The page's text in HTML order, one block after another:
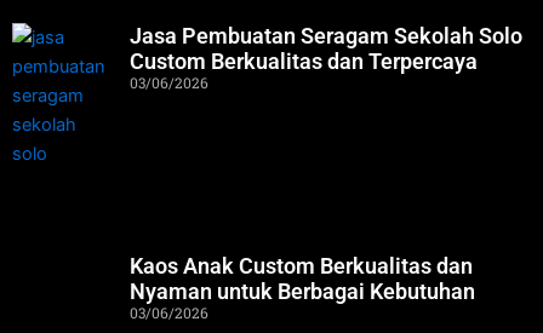
Jasa Pembuatan Seragam Sekolah Solo
Custom Berkualitas dan Terpercaya
03/06/2026
Kaos Anak Custom Berkualitas dan
Nyaman untuk Berbagai Kebutuhan
03/06/2026